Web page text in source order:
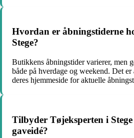
Hvordan er åbningstiderne
Stege?
Butikkens åbningstider varierer, men
både på hverdage og weekend. Det
deres hjemmeside for aktuelle
Tilbyder Tøjeksperten i
gaveidé?